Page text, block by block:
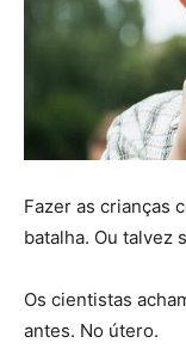
Fazer as crianças
batalha. Ou talvez
Os cientistas
antes. No útero.